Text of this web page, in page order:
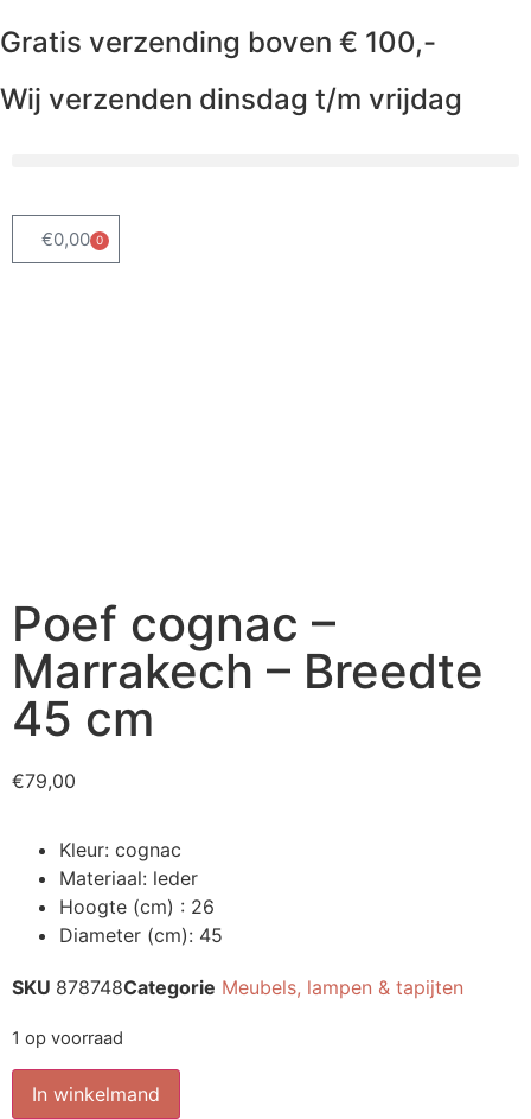
Gratis verzending boven € 100,-
Wij verzenden dinsdag t/m vrijdag
€0,00 0
Poef cognac –
Marrakech – Breedte
45 cm
€79,00
Kleur: cognac
Materiaal: leder
Hoogte (cm) : 26
Diameter (cm): 45
SKU 878748Categorie Meubels, lampen & tapijten
1 op voorraad
In winkelmand